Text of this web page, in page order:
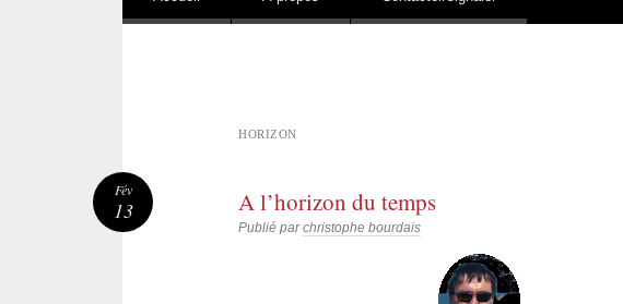
HORIZON
A l’horizon du temps
Publié parchristophe bourdais
Fév
13